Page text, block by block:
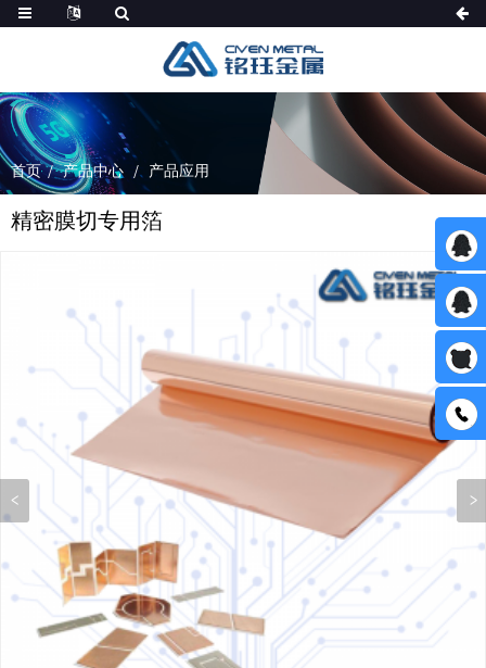
首页 产品中心 产品应用
精密膜切专用箔